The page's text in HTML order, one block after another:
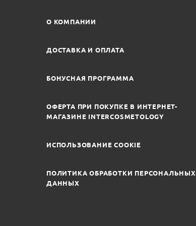
О КОМПАНИИ
ДОСТАВКА И ОПЛАТА
БОНУСНАЯ ПРОГРАММА
ОФЕРТА ПРИ ПОКУПКЕ В ИНТЕРНЕТ-
МАГАЗИНЕ INTERCOSMETOLOGY
ИСПОЛЬЗОВАНИЕ COOKIE
ПОЛИТИКА ОБРАБОТКИ ПЕРСОНАЛЬНЫХ
ДАННЫХ